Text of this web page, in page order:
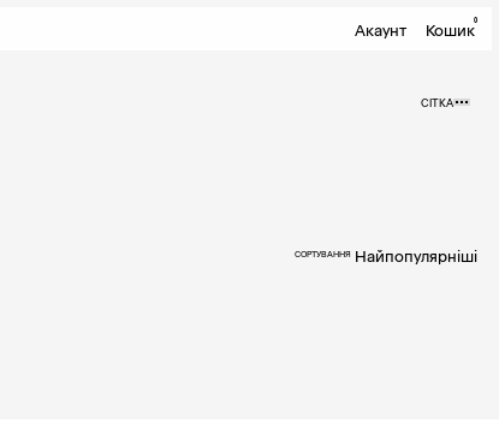
Акаунт Кошик0
СІТКА
СОРТУВАННЯ Найпопулярніші